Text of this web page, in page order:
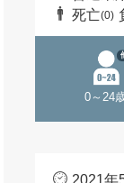
死亡(0)
0～24
2021年